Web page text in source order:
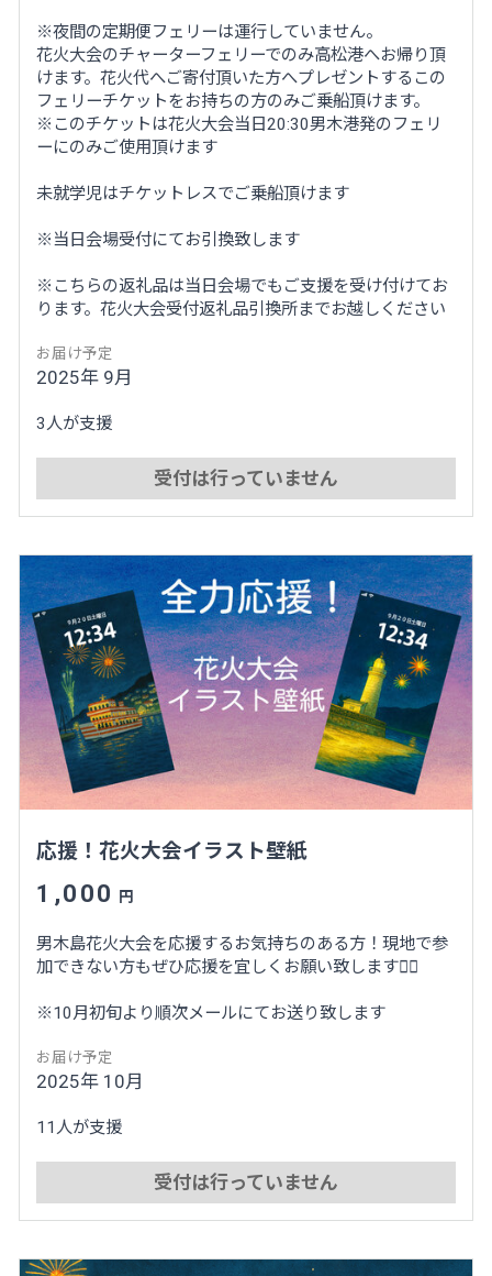
※夜間の定期便フェリーは運行していません。
花火大会のチャーターフェリーでのみ高松港へお帰り頂
けます。花火代へご寄付頂いた方へプレゼントするこの
フェリーチケットをお持ちの方のみご乗船頂けます。
※このチケットは花火大会当日20:30男木港発のフェリ
ーにのみご使用頂けます
未就学児はチケットレスでご乗船頂けます
※当日会場受付にてお引換致します
※こちらの返礼品は当日会場でもご支援を受け付けてお
ります。花火大会受付返礼品引換所までお越しください
お届け予定
2025年 9月
3人が支援
受付は行っていません
応援！花火大会イラスト壁紙
1,000 円
男木島花火大会を応援するお気持ちのある方！現地で参
加できない方もぜひ応援を宜しくお願い致します🙇‍♀️
※10月初旬より順次メールにてお送り致します
お届け予定
2025年 10月
11人が支援
受付は行っていません